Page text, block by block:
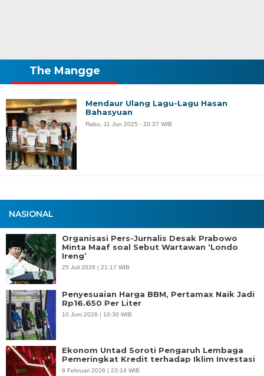
NASIONAL
Organisasi Pers-Jurnalis Desak Prabowo
Minta Maaf soal Sebut Wartawan ‘Londo
Ireng’
25 Juli 2026 | 21:17 WIB
Penyesuaian Harga BBM, Pertamax Naik Jadi
Rp16.650 Per Liter
10 Juni 2026 | 10:30 WIB
Ekonom Untad Soroti Pengaruh Lembaga
Pemeringkat Kredit terhadap Iklim Investasi
9 Februari 2026 | 23:14 WIB
The Mangge
Mendaur Ulang Lagu-Lagu Hasan
Bahasyuan
Rabu, 11 Jun 2025 - 20:37 WIB